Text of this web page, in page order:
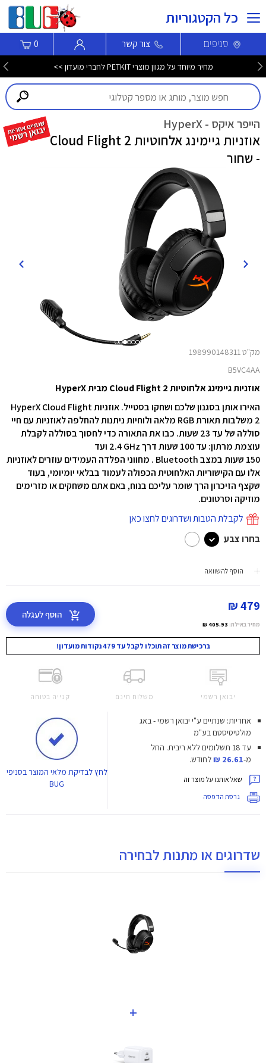
כל הקטגוריות
סניפים צור קשר 0
מחיר מיוחד על מגוון מוצרי PETKIT לחברי מועדון >>
הייפר איקס - HyperX
אוזניות גיימינג אלחוטיות Cloud Flight 2
- שחור
מק"ט 198990148311
B5VC4AA
אוזניות גיימינג אלחוטיות Cloud Flight 2 מבית HyperX
האירו אותן בסגנון שלכם ושחקו בסטייל. אוזניות HyperX Cloud Flight
2 משלבות תאורת RGB מלאה ולוחיות ניתנות להחלפה לאוזניות עם חיי
סוללה של עד 23
שעות. כבו את התאורה כדי לחסוך בסוללה לקבלת
עוצמת מרתון: עד 100
שעות
דרך ‎2.4 GHz ועד
150 שעותבמצבBluetooth . מחווני הפלדה העמידים עוזרים לאוזניות
אלו עם הקישוריות האלחוטית הכפולה לעמוד בבלאי יומיומי, בעוד
שקצף הזיכרון הרך שומר עליכם בנוח, באם אתם משחקים או מזרימים
מוזיקה וסרטונים.
לקבלת הטבות ושדרוגים לחצו כאן
בחרו צבע
הוסף להשוואה
479 ₪
מחיר באילת: 405.93 ₪
הוסף לעגלה
ברכישת מוצר זה תוכלו לקבל עד 479 נקודות מועדון!
יבואן רשמי משלוח חינם קנייה בטוחה
אחריות: שנתיים ע"י יבואן רשמי - באג
מולטיסיסטם בע"מ
עד 18 תשלומים ללא ריבית.
החל
מ-26.61 ₪ לחודש.
שאל אותנו על מוצר זה
גרסת הדפסה
לחץלבדיקת מלאי המוצר בסניפי
BUG
שדרוגים או מתנות לבחירה
+